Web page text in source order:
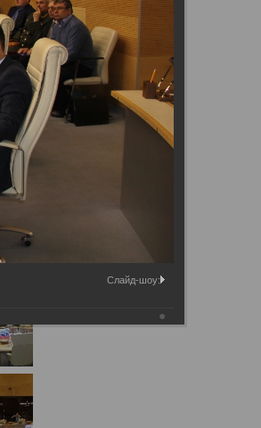
председателей
членов ОДКБ при
Слайд-шоу: